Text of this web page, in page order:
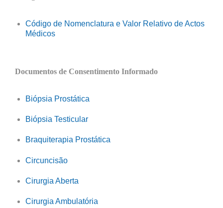
Código de Nomenclatura e Valor Relativo de Actos
Médicos
Documentos de Consentimento Informado
Biópsia Prostática
Biópsia Testicular
Braquiterapia Prostática
Circuncisão
Cirurgia Aberta
Cirurgia Ambulatória